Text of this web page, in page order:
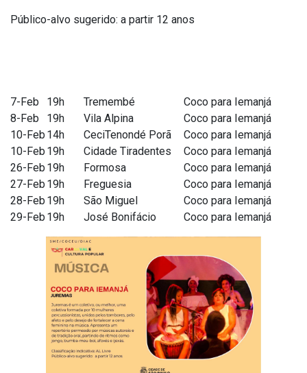
Público-alvo sugerido: a partir 12 anos
7-Feb 19h Tremembé
Coco para Iemanjá
8-Feb
19h Vila Alpina
Coco para Iemanjá
10-Feb 14h CeciTenondé Porã
Coco para Iemanjá
10-Feb 19h Cidade Tiradentes
Coco para Iemanjá
26-Feb 19h Formosa
Coco para Iemanjá
27-Feb 19h Freguesia
Coco para Iemanjá
28-Feb 19h São Miguel
Coco para Iemanjá
29-Feb 19h José Bonifácio Coco para Iemanjá